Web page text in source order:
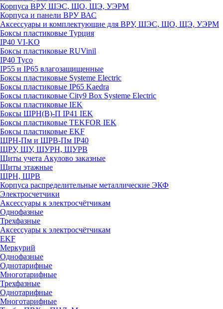
Корпуса ВРУ, ШЭС, ЩО, ЩЭ, УЭРМ
Корпуса и панели ВРУ ВАС
Аксессуары и комплектующие для ВРУ, ШЭС, ЩО, ЩЭ, УЭРМ
Боксы пластиковые Турция
IP40 VI-KO
Боксы пластиковые RUVinil
IP40 Тусо
IP55 и IP65 влагозащищенные
Боксы пластиковые Systeme Electric
Боксы пластиковые IP65 Kaedra
Боксы пластиковые City9 Box Systeme Electric
Боксы пластиковые IEK
Боксы ЩРН(В)-П IP41 IEK
Боксы пластиковые TEKFOR IEK
Боксы пластиковые EKF
ЩРН-Пм и ЩРВ-Пм IP40
ЩРУ, ЩУ, ЩУРН, ЩУРВ
Щиты учета Акулово заказные
Щиты этажные
ЩРН, ЩРВ
Корпуса распределительные металлические ЭКФ
Электросчетчики
Аксессуары к электросчётчикам
Однофазные
Трехфазные
Аксессуары к электросчётчикам
EKF
Меркурий
Однофазные
Однотарифные
Многотарифные
Трехфазные
Однотарифные
Многотарифные